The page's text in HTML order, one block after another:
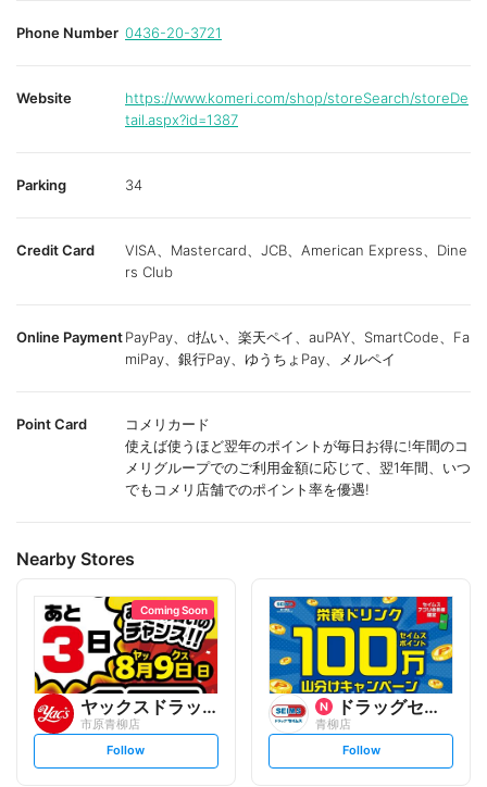
Phone Number 0436-20-3721
Website
https://www.komeri.com/shop/storeSearch/storeDe
tail.aspx?id=1387
Parking 34
Credit Card
VISA、Mastercard、JCB、American Express、Dine
rs Club
Online PaymentPayPay、d払い、楽天ペイ、auPAY、SmartCode、Fa
miPay、銀行Pay、ゆうちょPay、メルペイ
Point Card
コメリカード
使えば使うほど翌年のポイントが毎日お得に!年間のコ
メリグループでのご利用金額に応じて、翌1年間、いつ
でもコメリ店舗でのポイント率を優遇!
Nearby Stores
Coming Soon
ヤックスドラッグ
市原青柳店
s
t
Follow
ドラッグセイムス
青柳店
s
t
Follow